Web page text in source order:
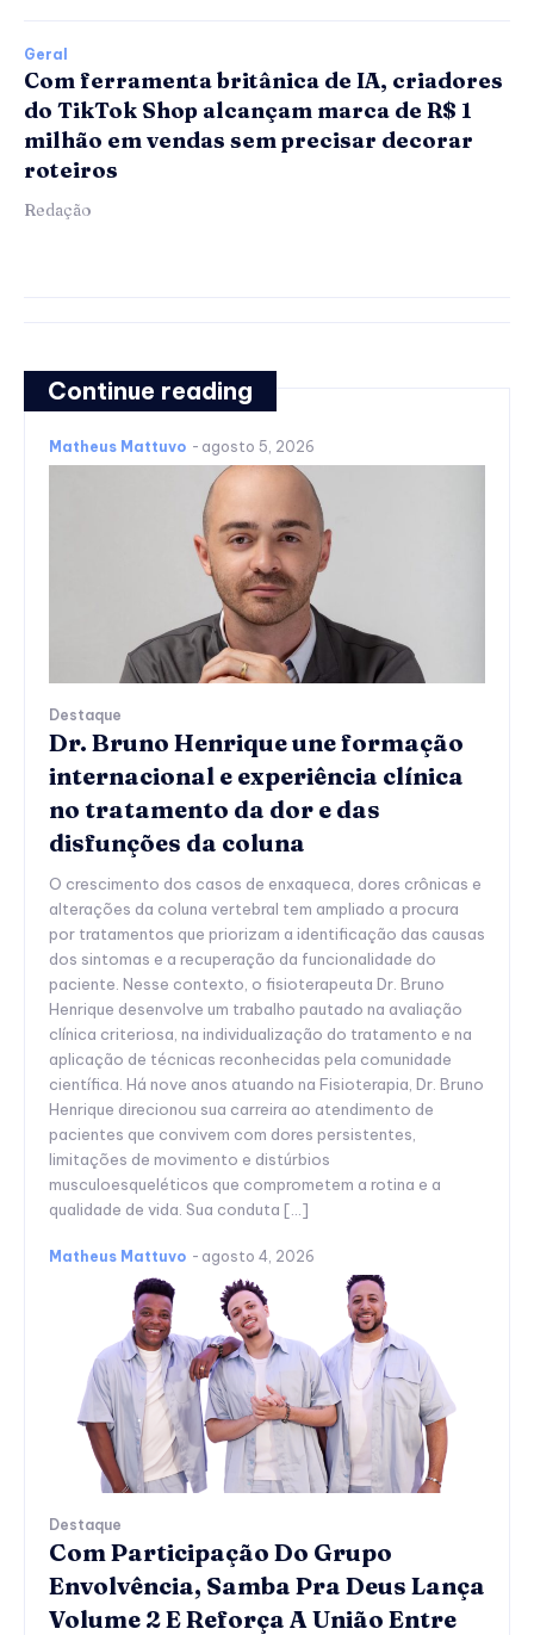
Geral
Com ferramenta britânica de IA, criadores
do TikTok Shop alcançam marca de R$ 1
milhão em vendas sem precisar decorar
roteiros
Redação
Continue reading
Matheus Mattuvo - agosto 5, 2026
Destaque
Dr. Bruno Henrique une formação
internacional e experiência clínica
no tratamento da dor e das
disfunções da coluna
O crescimento dos casos de enxaqueca, dores crônicas e
alterações da coluna vertebral tem ampliado a procura
por tratamentos que priorizam a identificação das causas
dos sintomas e a recuperação da funcionalidade do
paciente. Nesse contexto, o fisioterapeuta Dr. Bruno
Henrique desenvolve um trabalho pautado na avaliação
clínica criteriosa, na individualização do tratamento e na
aplicação de técnicas reconhecidas pela comunidade
científica. Há nove anos atuando na Fisioterapia, Dr. Bruno
Henrique direcionou sua carreira ao atendimento de
pacientes que convivem com dores persistentes,
limitações de movimento e distúrbios
musculoesqueléticos que comprometem a rotina e a
qualidade de vida. Sua conduta […]
Matheus Mattuvo - agosto 4, 2026
Destaque
Com Participação Do Grupo
Envolvência, Samba Pra Deus Lança
Volume 2 E Reforça A União Entre